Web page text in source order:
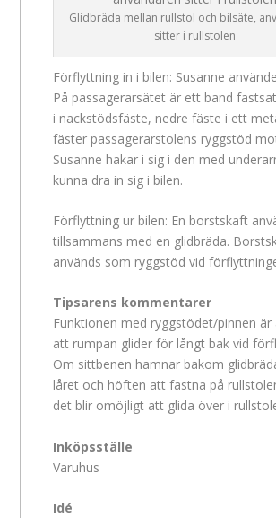
Glidbräda mellan rullstol och bilsäte,
sitter i rullstolen
Förflyttning in i bilen: Susanne
På passagerarsätet är ett band
i nackstödsfäste, nedre fäste i ett
fäster passagerarstolens ryggstöd
Susanne hakar i sig i den med
kunna dra in sig i bilen.
Förflyttning ur bilen: En borstskaft
tillsammans med en glidbräda.
används som ryggstöd vid
Tipsarens kommentarer
Funktionen med ryggstödet/pinnen
att rumpan glider för långt bak vid
Om sittbenen hamnar bakom
låret och höften att fastna på
det blir omöjligt att glida över i
Inköpsställe
Varuhus
Idé